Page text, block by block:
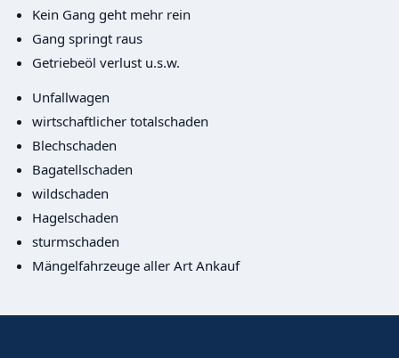
Kein Gang geht mehr rein
Gang springt raus
Getriebeöl verlust u.s.w.
Unfallwagen
wirtschaftlicher totalschaden
Blechschaden
Bagatellschaden
wildschaden
Hagelschaden
sturmschaden
Mängelfahrzeuge aller Art Ankauf